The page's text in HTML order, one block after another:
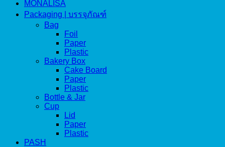
MONALISA
Packaging | บรรจุภัณฑ์
Bag
Foil
Paper
Plastic
Bakery Box
Cake Board
Paper
Plastic
Bottle & Jar
Cup
Lid
Paper
Plastic
PASH